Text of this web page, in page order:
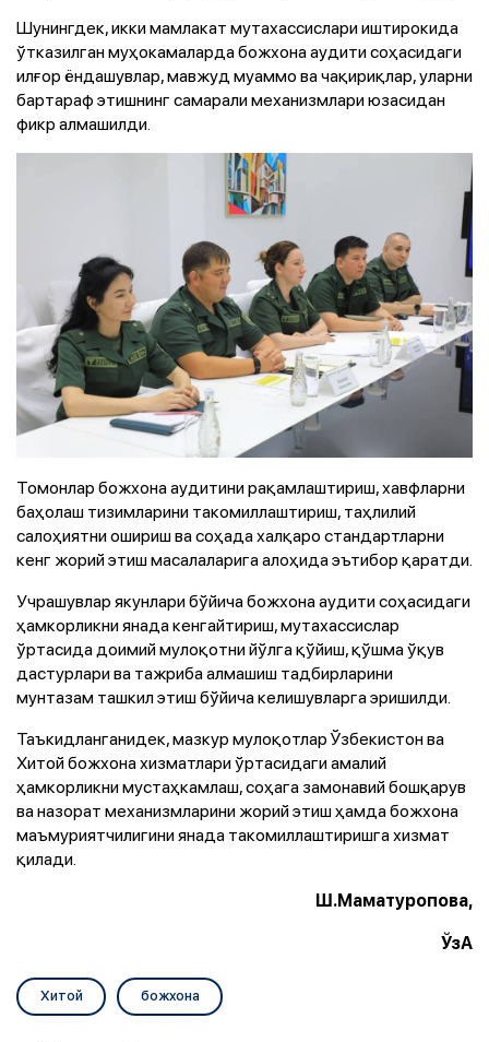
Шунингдек, икки мамлакат мутахассислари иштирокида
ўтказилган муҳокамаларда божхона аудити соҳасидаги
илғор ёндашувлар, мавжуд муаммо ва чақириқлар, уларни
бартараф этишнинг самарали механизмлари юзасидан
фикр алмашилди.
Томонлар божхона аудитини рақамлаштириш, хавфларни
баҳолаш тизимларини такомиллаштириш, таҳлилий
салоҳиятни ошириш ва соҳада халқаро стандартларни
кенг жорий этиш масалаларига алоҳида эътибор қаратди.
Учрашувлар якунлари бўйича божхона аудити соҳасидаги
ҳамкорликни янада кенгайтириш, мутахассислар
ўртасида доимий мулоқотни йўлга қўйиш, қўшма ўқув
дастурлари ва тажриба алмашиш тадбирларини
мунтазам ташкил этиш бўйича келишувларга эришилди.
Таъкидланганидек, мазкур мулоқотлар Ўзбекистон ва
Хитой божхона хизматлари ўртасидаги амалий
ҳамкорликни мустаҳкамлаш, соҳага замонавий бошқарув
ва назорат механизмларини жорий этиш ҳамда божхона
маъмуриятчилигини янада такомиллаштиришга хизмат
қилади.
Ш.Маматуропова,
ЎзА
Хитой божхона